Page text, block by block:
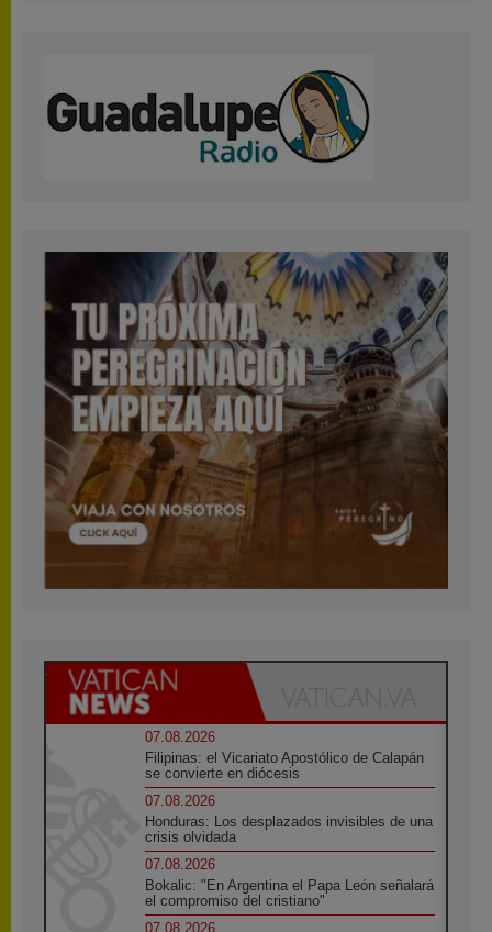
07.08.2026
Filipinas: el Vicariato Apostólico de Calapán
se convierte en diócesis
07.08.2026
Honduras: Los desplazados invisibles de una
crisis olvidada
07.08.2026
Bokalic: "En Argentina el Papa León señalará
el compromiso del cristiano"
07.08.2026